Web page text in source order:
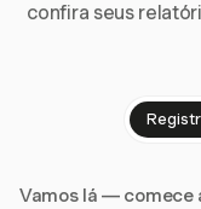
confira seus
Vamos lá — comece